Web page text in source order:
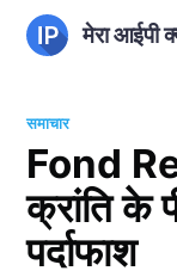
मेरा आईपी
समाचार
Fond
क्रांति के
पर्दाफाश